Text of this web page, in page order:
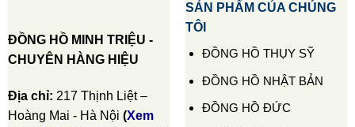
ĐỒNG HỒ MINH TRIỆU -
CHUYÊN HÀNG HIỆU
Địa chỉ: 217 Thịnh Liệt –
Hoàng Mai - Hà Nội (Xem
SẢN PHẨM CỦA CHÚNG
TÔI
ĐỒNG HỒ THỤY SỸ
ĐỒNG HỒ NHẬT BẢN
ĐỒNG HỒ ĐỨC